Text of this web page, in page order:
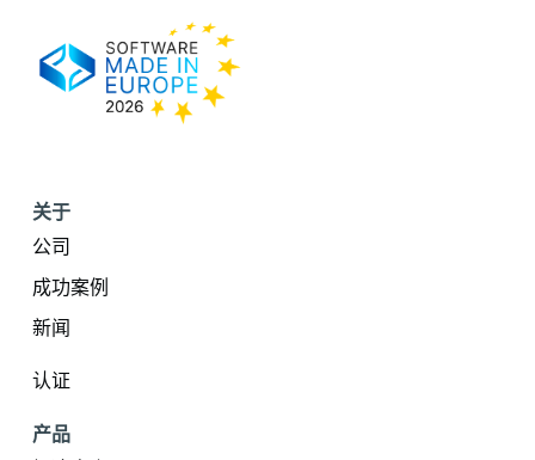
关于
公司
成功案例
新闻
认证
产品